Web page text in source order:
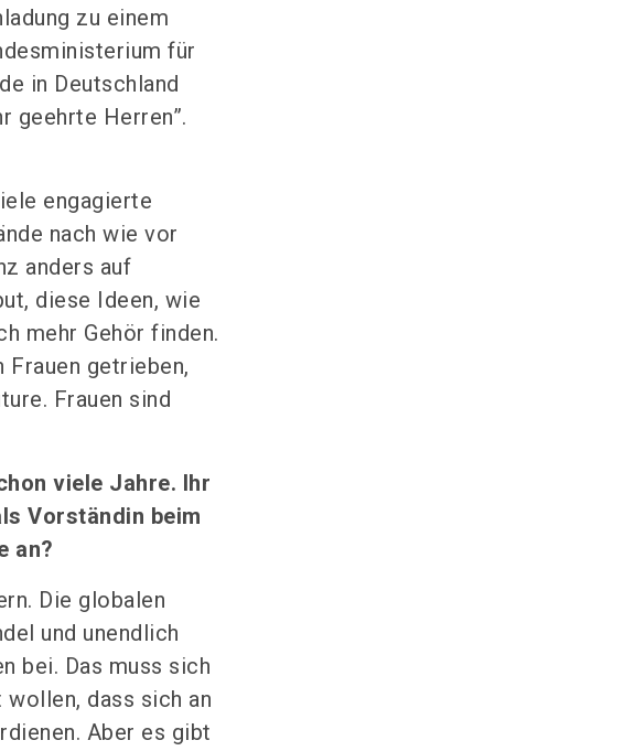
zu einem
für
in Deutschland
geehrte Herren”.
engagierte
nach wie vor
anders auf
diese Ideen, wie
mehr Gehör finden.
Frauen getrieben,
Frauen sind
viele Jahre. Ihr
Vorständin beim
an?
Die globalen
und unendlich
bei. Das muss sich
dass sich an
Aber es gibt